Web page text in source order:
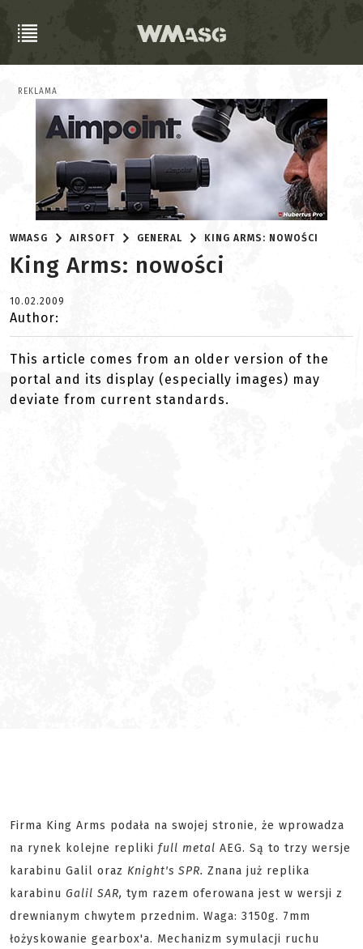
REKLAMA
WMASG AIRSOFT GENERAL KING ARMS: NOWOŚCI
King Arms: nowości
10.02.2009
Author:
This article comes from an older version of the
portal and its display (especially images) may
deviate from current standards.
Firma King Arms podała na swojej stronie, że wprowadza
na rynek kolejne repliki full metal AEG. Są to trzy wersje
karabinu Galil oraz Knight's SPR. Znana już replika
karabinu Galil SAR, tym razem oferowana jest w wersji z
drewnianym chwytem przednim. Waga: 3150g. 7mm
łożyskowanie gearbox'a. Mechanizm symulacji ruchu